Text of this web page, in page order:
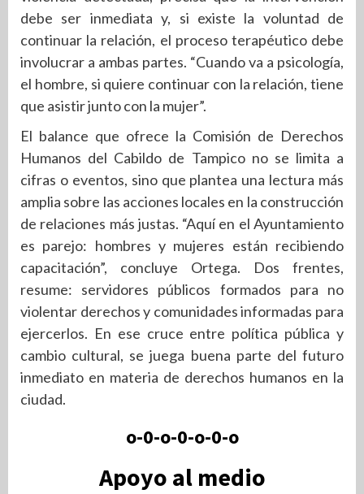
debe ser inmediata y, si existe la voluntad de
continuar la relación, el proceso terapéutico debe
involucrar a ambas partes. “Cuando va a psicología,
el hombre, si quiere continuar con la relación, tiene
que asistir junto con la mujer”.
El balance que ofrece la Comisión de Derechos
Humanos del Cabildo de Tampico no se limita a
cifras o eventos, sino que plantea una lectura más
amplia sobre las acciones locales en la construcción
de relaciones más justas. “Aquí en el Ayuntamiento
es parejo: hombres y mujeres están recibiendo
capacitación”, concluye Ortega. Dos frentes,
resume: servidores públicos formados para no
violentar derechos y comunidades informadas para
ejercerlos. En ese cruce entre política pública y
cambio cultural, se juega buena parte del futuro
inmediato en materia de derechos humanos en la
ciudad.
o-0-o-0-o-0-o
Apoyo al medio